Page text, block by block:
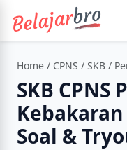
Home / CPNS / SKB /
SKB CPNS
Soal &